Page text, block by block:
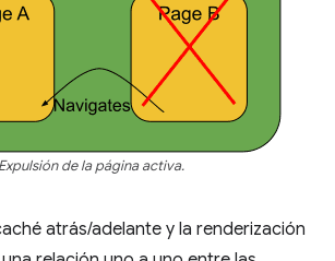
Expulsión de la página activa.
atrás/adelante y la renderización